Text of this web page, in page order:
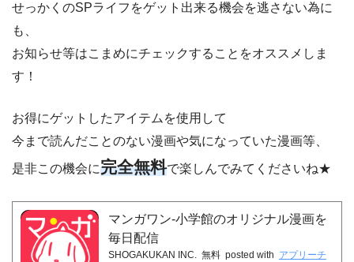
せっかくのSPライフをゲット出来る機会を逃さない為に
も、
お知らせ等はこまめにチェックすることをオススメしま
す！
お得にゲットしたアイテムを使用して
今まで読んだことのない漫画や気になっていた漫画等、
是非この機会に完全無料で楽しんでみてくださいね★
マンガワン-小学館のオリジナル漫画を
毎日配信
SHOGAKUKAN INC. 無料 posted with アプリーチ